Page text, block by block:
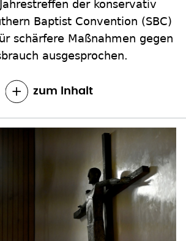
der konservativ
Baptist Convention (SBC)
schärfere Maßnahmen gegen
ausgesprochen.
zum Inhalt